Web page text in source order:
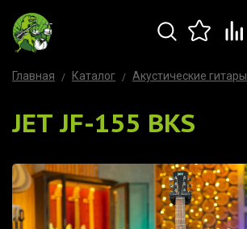
Главная Каталог Акустические гитары
JET JF-155 BKS